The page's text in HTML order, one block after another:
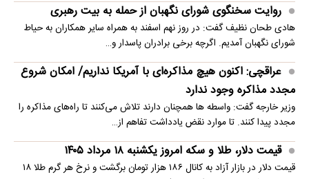
روایت سخنگوی شورای نگهبان از حمله به بیت رهبری
هادی طحان نظیف گفت: در روز نهم اسفند به همراه سایر همکاران به حیاط
شورای نگهبان آمدیم. اگرچه برخی برادران پاسدار و…
عراقچی: اکنون هیچ مذاکره‌ای با آمریکا نداریم/ امکان شروع
مجدد مذاکره وجود ندارد
وزیر خارجه گفت: واسطه ها همچنان دارند تلاش می‌کنند تا راه‌های مذاکره را
مجدد پیدا کنند. تا موارد نقض یادداشت تفاهم از…
قیمت دلار، طلا و سکه امروز یکشنبه ۱۸ مرداد ۱۴۰۵
قیمت دلار در بازار آزاد به کانال ۱۸۶ هزار تومان برگشت و نرخ هر گرم طلا ۱۸